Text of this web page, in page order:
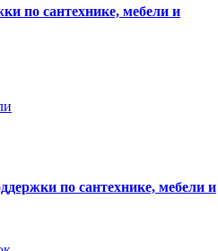
по сантехнике, мебели и
по сантехнике, мебели и